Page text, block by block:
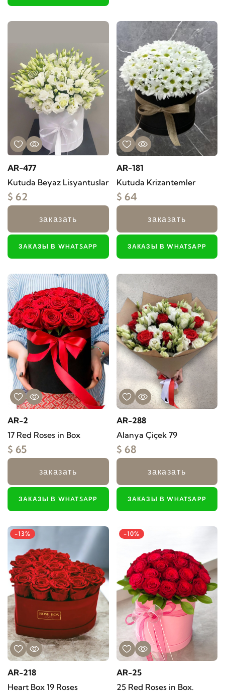
AR-477
Kutuda Beyaz Lisyantuslar
$ 62
заказать
ЗАКАЗЫ В WHATSAPP
AR-181
Kutuda Krizantemler
$ 64
заказать
ЗАКАЗЫ В WHATSAPP
AR-2
17 Red Roses in Box
$ 65
заказать
ЗАКАЗЫ В WHATSAPP
AR-288
Alanya Çiçek 79
$ 68
заказать
ЗАКАЗЫ В WHATSAPP
-13%
AR-218
Heart Box 19 Roses
-10%
AR-25
25 Red Roses in Box.